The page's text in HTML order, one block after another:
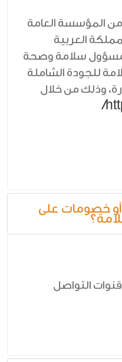
المؤسسة العامة
العربية
مسؤول سلامة وصحة
للجودة الشاملة
وذلك من خلال
خصومات على
التواصل